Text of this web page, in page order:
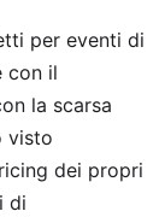
per eventi di
con il
la scarsa
visto
dei propri
di